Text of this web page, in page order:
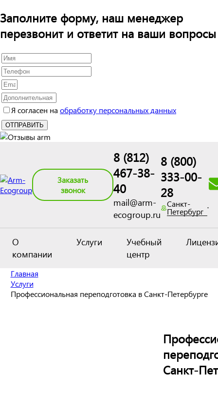
Заполните форму, наш менеджер
перезвонит и ответит на ваши вопросы
Я согласен на обработку персональных данных
Заказать
звонок
8 (812)
467-38-
40
mail@arm-
ecogroup.ru
8 (800)
333-00-
28
Санкт-
Петербург
О
компании
Услуги
Учебный
центр
Главная
Услуги
Профессиональная переподготовка в Санкт-Петербурге
Санкт-